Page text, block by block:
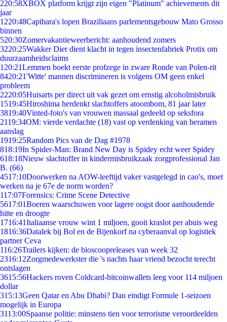
220:58XBOX platform krijgt zijn eigen "Platinum" achievements dit
jaar
1220:48Capibara's lopen Braziliaans parlementsgebouw Mato Grosso
binnen
520:30Zomervakantieweerbericht: aanhoudend zomers
3220:25Wakker Dier dient klacht in tegen insectenfabriek Protix om
duurzaamheidsclaims
1 20:21Lemmen boekt eerste profzege in zware Ronde van Polen-rit
8420:21'Witte' mannen discrimineren is volgens OM geen enkel
probleem
2220:05Huisarts per direct uit vak gezet om ernstig alcoholmisbruik
1519:45Hiroshima herdenkt slachtoffers atoombom, 81 jaar later
3819:40Vinted-foto's van vrouwen massaal gedeeld op seksfora
2119:34OM: vierde verdachte (18) vast op verdenking van beramen
aanslag
1919:25Random Pics van de Dag #1978
818:19In Spider-Man: Brand New Day is Spidey echt weer Spidey
618:18Nieuw slachtoffer in kindermisbruikzaak zorgprofessional Jan
B. (66)
4517:10Doorwerken na AOW-leeftijd vaker vastgelegd in cao's, moet
werken na je 67e de norm worden?
117:07Forensics: Crime Scene Detective
5617:01Boeren waarschuwen voor lagere oogst door aanhoudende
hitte en droogte
1716:41Italiaanse vrouw wint 1 miljoen, gooit kraslot per abuis weg
1816:36Datalek bij Bol en de Bijenkorf na cyberaanval op logistiek
partner Ceva
116:26Trailers kijken: de bioscoopreleases van week 32
2316:12Zorgmedewerkster die 's nachts haar vriend bezocht terecht
ontslagen
3615:56Hackers roven Coldcard-bitcoinwallets leeg voor 114 miljoen
dollar
315:13Geen Qatar en Abu Dhabi? Dan eindigt Formule 1-seizoen
mogelijk in Europa
3113:00Spaanse politie: minstens tien voor terrorisme veroordeelden